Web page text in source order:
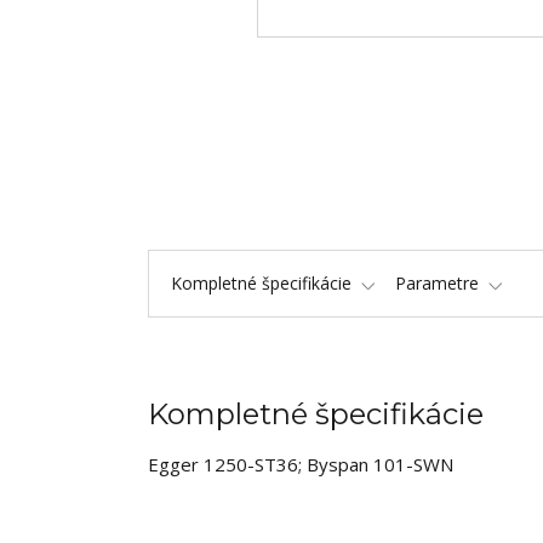
Kompletné špecifikácie Parametre
Kompletné špecifikácie
Egger 1250-ST36; Byspan 101-SWN